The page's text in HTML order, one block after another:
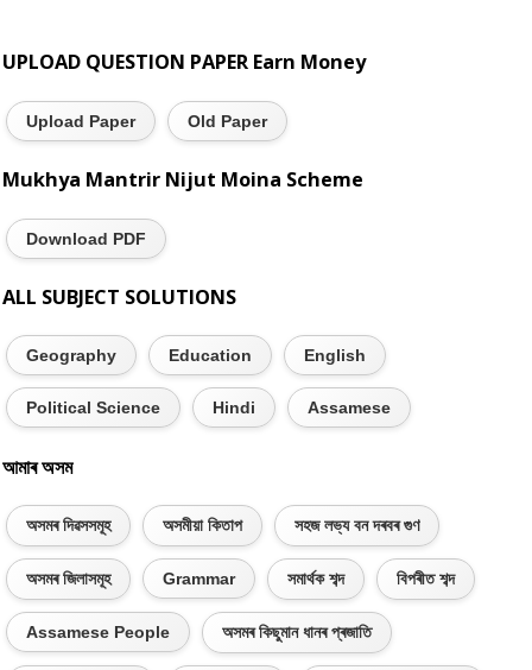
UPLOAD QUESTION PAPER Earn Money
Upload Paper Old Paper
Mukhya Mantrir Nijut Moina Scheme
Download PDF
ALL SUBJECT SOLUTIONS
Geography Education English
Political Science Hindi Assamese
আমাৰ অসম
অসমৰ দিৱসসমূহ অসমীয়া কিতাপ সহজ লভ্য বন দৰবৰ গুণ
অসমৰ জিলাসমূহ Grammar সমাৰ্থক শব্দ বিপৰীত শব্দ
Assamese People অসমৰ কিছুমান ধানৰ প্ৰজাতি